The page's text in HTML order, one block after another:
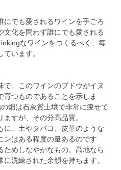
にでも愛されるワインを手ごろ
文化を問わず誰にでも愛される
なワインをつくるべく、毎
います。
、このワインのブドウがイヌ
育つものであることを示しま
畑は石灰質土壌で非常に痩せて
すが、その分高品質。
に、土やタバコ、皮革のような
ンはある程度の量あるのです
めしなやかなもの。高地なら
洗練された余韻を持ちます。